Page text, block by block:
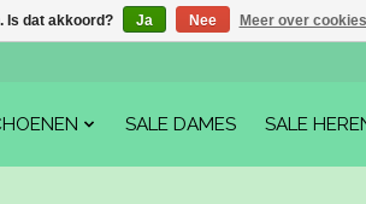
SALE DAMES SALE
Is dat akkoord? Ja Nee Meer over